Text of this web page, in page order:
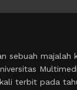
sebuah majalah
terbit pada